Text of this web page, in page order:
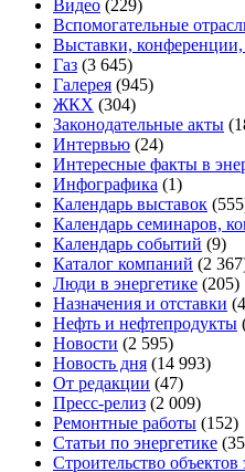
Видео (229)
Вспомогательные
Выставки, конференции,
Газ (3 645)
Галерея (945)
ЖКХ (304)
Законодательные акты
Интервью (24)
Интересные факты в
Инфографика (1)
Календарь выставок
Календарь семинаров,
Календарь событий (9)
Каталог компаний (2
Люди в энергетике (205)
Назначения и отставки
Нефть и нефтепродукты
Новости (2 595)
Новость дня (14 993)
От редакции (47)
Пресс-релиз (2 009)
Ремонтные работы (152)
Статьи по энергетике
Строительство объектов